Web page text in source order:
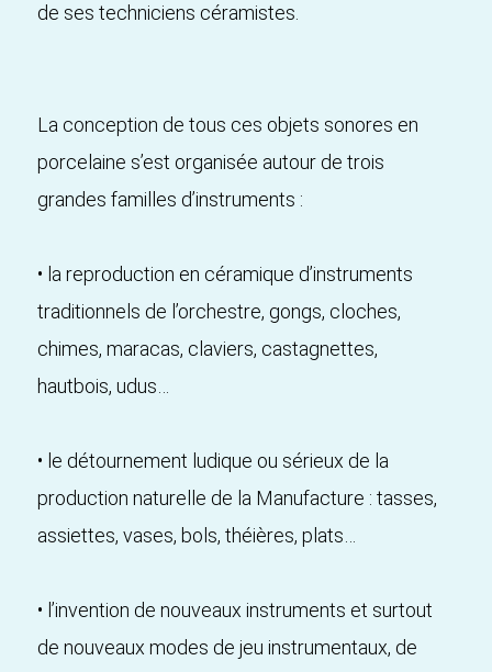
de ses techniciens céramistes.
La conception de tous ces objets sonores en
porcelaine s’est organisée autour de trois
grandes familles d’instruments :
• la reproduction en céramique d’instruments
traditionnels de l’orchestre, gongs, cloches,
chimes, maracas, claviers, castagnettes,
hautbois, udus…
• le détournement ludique ou sérieux de la
production naturelle de la Manufacture : tasses,
assiettes, vases, bols, théières, plats…
• l’invention de nouveaux instruments et surtout
de nouveaux modes de jeu instrumentaux, de